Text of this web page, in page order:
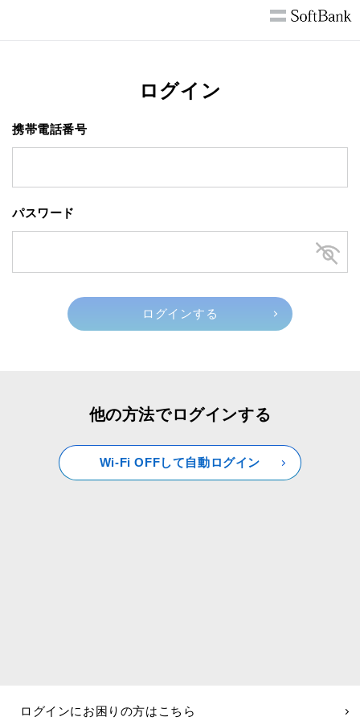
ログイン
携帯電話番号
パスワード
他の方法でログインする
Wi-Fi OFFして自動ログイン
ログインにお困りの方はこちら